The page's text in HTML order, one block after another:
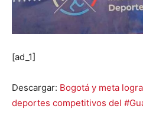
[ad_1]
Descargar: Bogotá y meta
deportes competitivos del